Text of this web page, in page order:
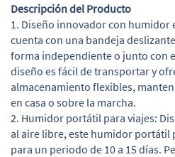
Descripción del Producto
1. Diseño innovador con humidor
cuenta con una bandeja
forma independiente o junto con
diseño es fácil de transportar y
almacenamiento flexibles,
en casa o sobre la marcha.
2. Humidor portátil para viajes:
al aire libre, este humidor portátil
para un periodo de 10 a 15 días.